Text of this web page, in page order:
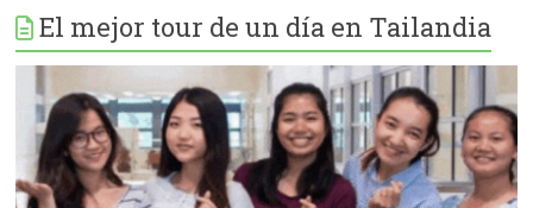
El mejor tour de un día en Tailandia